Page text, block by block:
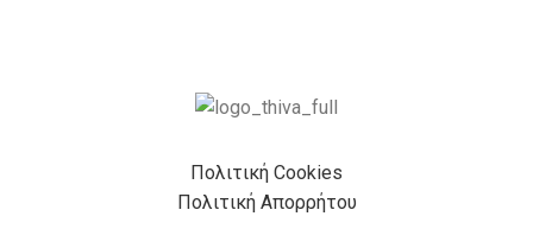
Πολιτική Cookies
Πολιτική Απορρήτου